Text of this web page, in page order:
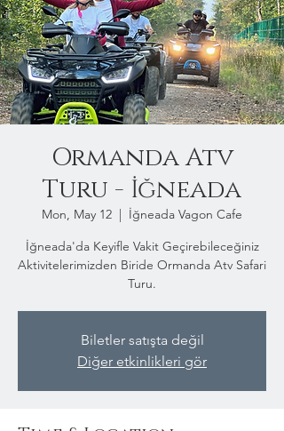
Ormanda Atv
Turu - İğneada
Mon, May 12
  |
İğneada Vagon Cafe
İğneada'da Keyifle Vakit Geçirebileceğiniz
Aktivitelerimizden Biride Ormanda Atv Safari
Turu.
Biletler satışta değil
Diğer etkinlikleri gör